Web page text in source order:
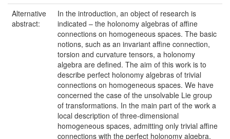
Alternative
abstract:
In the introduction, an object of research is
indicated – the holonomy algebras of affine
connections on homogeneous spaces. The basic
notions, such as an invariant affine connection,
torsion and curvature tensors, a holonomy
algebra are defined. The aim of this work is to
describe perfect holonomy algebras of trivial
connections on homogeneous spaces. We have
concerned the case of the unsolvable Lie group
of transformations. In the main part of the work a
local description of three-dimensional
homogeneous spaces, admitting only trivial affine
connections with the perfect holonomy algebra,